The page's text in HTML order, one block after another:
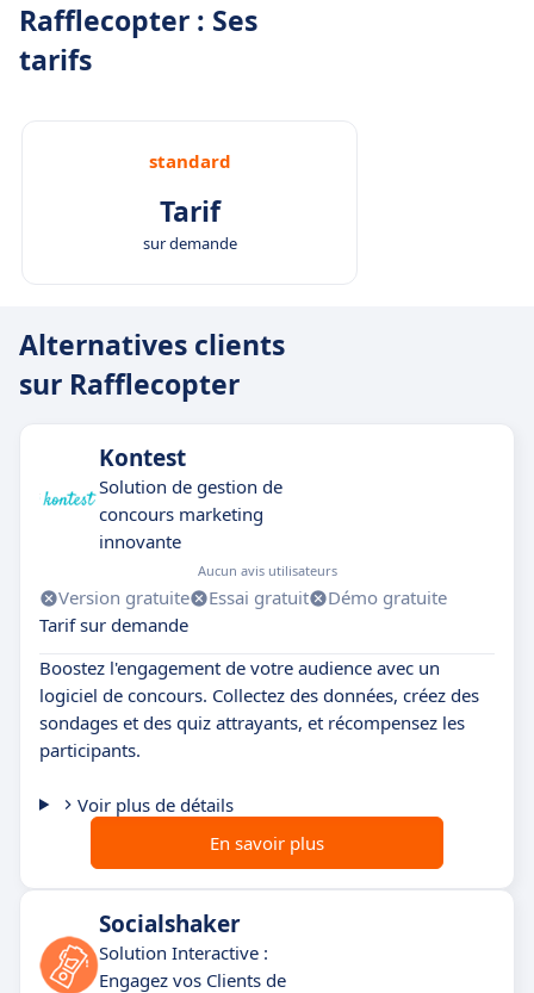
Rafflecopter : Ses
tarifs
standard
Tarif
sur demande
Alternatives clients
sur Rafflecopter
Kontest
Solution de gestion de
concours marketing
innovante
Aucun avis utilisateurs
Version gratuite Essai gratuit
Démo gratuite
Tarif sur demande
Boostez l'engagement de votre audience avec un
logiciel de concours. Collectez des données, créez des
sondages et des quiz attrayants, et récompensez les
participants.
Voir plus de détails
En savoir plus
Socialshaker
Solution Interactive :
Engagez vos Clients de